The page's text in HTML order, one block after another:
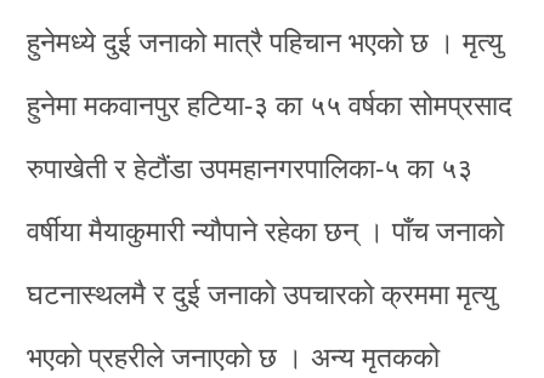
हुनेमध्ये दुई जनाको मात्रै पहिचान भएको छ । मृत्यु
हुनेमा मकवानपुर हटिया-३ का ५५ वर्षका सोमप्रसाद
रुपाखेती र हेटौंडा उपमहानगरपालिका-५ का ५३
वर्षीया मैयाकुमारी न्यौपाने रहेका छन् । पाँच जनाको
घटनास्थलमै र दुई जनाको उपचारको क्रममा मृत्यु
भएको प्रहरीले जनाएको छ । अन्य मृतकको